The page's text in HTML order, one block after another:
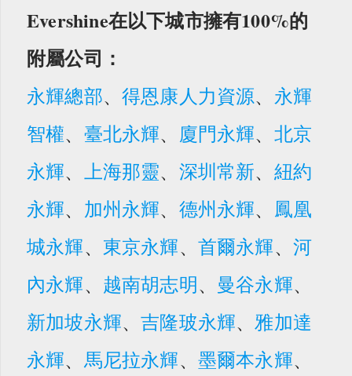
Evershine在以下城市擁有100%的
附屬公司：
永輝總部、得恩康人力資源、 永輝
智權、 臺北永輝、 廈門永輝、 北京
永輝、 上海那靈、 深圳常新、 紐約
永輝、 加州永輝、 德州永輝、 鳳凰
城永輝、 東京永輝、 首爾永輝、 河
內永輝、 越南胡志明、 曼谷永輝、
新加坡永輝、吉隆玻永輝、雅加達
永輝、 馬尼拉永輝、 墨爾本永輝、